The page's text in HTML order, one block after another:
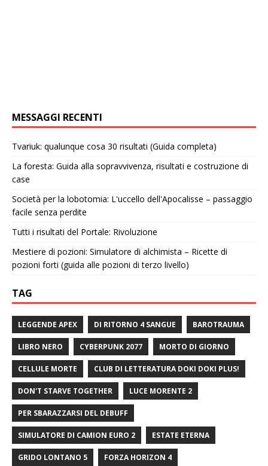
MESSAGGI RECENTI
Tvariuk: qualunque cosa 30 risultati (Guida completa)
La foresta: Guida alla sopravvivenza, risultati e costruzione di
case
Società per la lobotomia: L'uccello dell'Apocalisse – passaggio
facile senza perdite
Tutti i risultati del Portale: Rivoluzione
Mestiere di pozioni: Simulatore di alchimista – Ricette di
pozioni forti (guida alle pozioni di terzo livello)
TAG
LEGGENDE APEX DI RITORNO 4 SANGUE BAROTRAUMA
LIBRO NERO CYBERPUNK 2077 MORTO DI GIORNO
CELLULE MORTE CLUB DI LETTERATURA DOKI DOKI PLUS!
DON'T STARVE TOGETHER LUCE MORENTE 2
PER SBARAZZARSI DEL DEBUFF
SIMULATORE DI CAMION EURO 2 ESTATE ETERNA
GRIDO LONTANO 5 FORZA HORIZON 4